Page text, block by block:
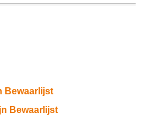
Bewaarlijst
Bewaarlijst